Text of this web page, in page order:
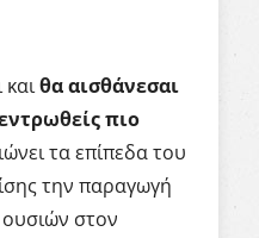
θα αισθάνεσαι
πιο
τα επίπεδα του
την παραγωγή
στον